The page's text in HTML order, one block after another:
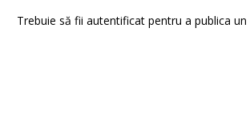
Trebuie să fii autentificat pentru a publica